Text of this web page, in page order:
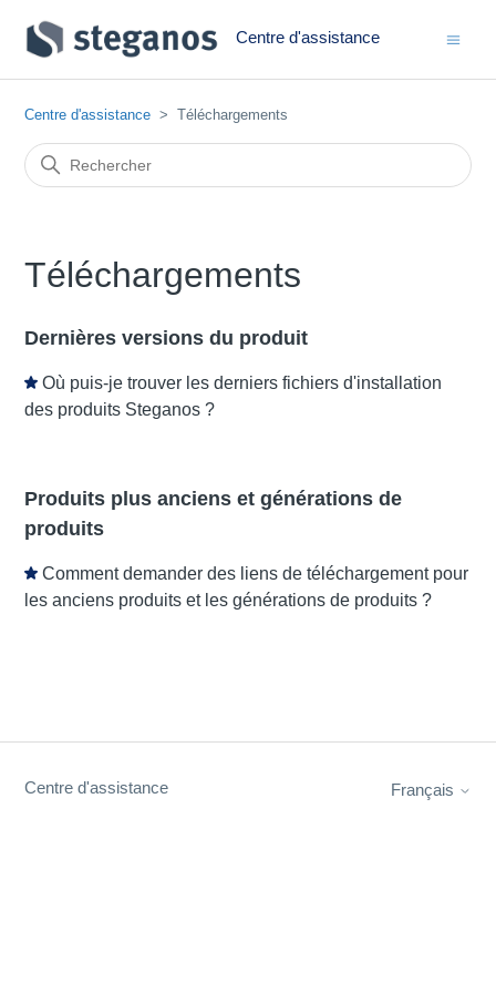
Centre d'assistance
Centre d'assistance Téléchargements
Téléchargements
Dernières versions du produit
Où puis-je trouver les derniers fichiers d'installation
des produits Steganos ?
Produits plus anciens et générations de
produits
Comment demander des liens de téléchargement pour
les anciens produits et les générations de produits ?
Centre d'assistance Français